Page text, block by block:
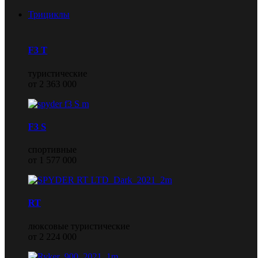
Трициклы
F3 T
туристические
от 2 363 000
F3 S
спортивные
от 1 577 000
RT
люксовые туристические
от 2 224 000